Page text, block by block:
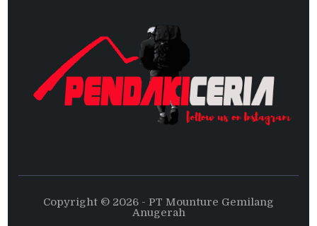
Copyright © 2026 - PT Mounture Gemilang
Anugerah